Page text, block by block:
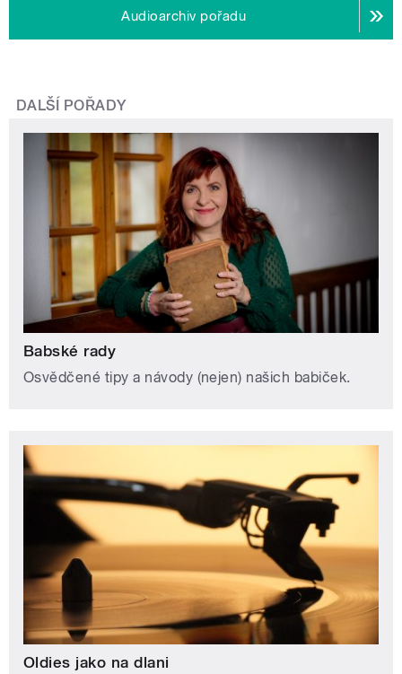
Audioarchiv pořadu
DALŠÍ POŘADY
Babské rady
Osvědčené tipy a návody (nejen) našich babiček.
Oldies jako na dlani